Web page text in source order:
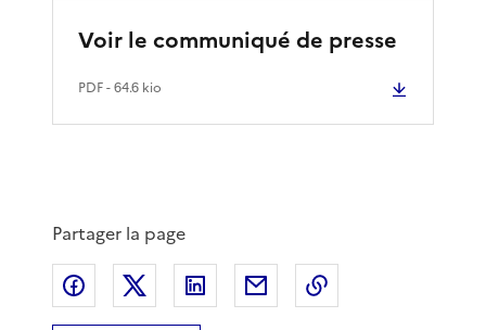
Voir le communiqué de presse
PDF- 64.6 kio
Partager la page
Partager sur Facebook
Partager sur XPartager sur LinkedIn
Partager par email